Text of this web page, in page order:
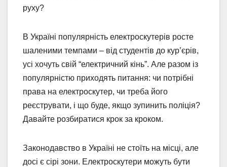
руху?
В Україні популярність електроскутерів росте
шаленими темпами – від студентів до кур’єрів,
усі хочуть свій “електричний кінь”. Але разом із
популярністю приходять питання: чи потрібні
права на електроскутер, чи треба його
реєструвати, і що буде, якщо зупинить поліція?
Давайте розбиратися крок за кроком.
Законодавство в Україні не стоїть на місці, але
досі є сірі зони. Електроскутери можуть бути